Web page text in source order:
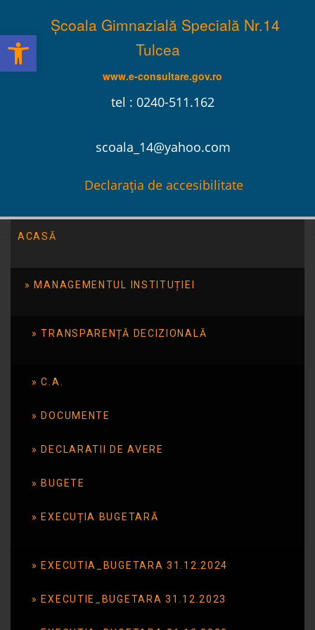
Școala Gimnazială Specială Nr.14
Tulcea
www.e-consultare.gov.ro
tel : 0240-511.162
scoala_14@yahoo.com
Declarația de accesibilitate
ACASĂ
MANAGEMENTUL INSTITUȚIEI
TRANSPARENȚĂ DECIZIONALĂ
C.A.
DOCUMENTE
DECLARATII DE AVERE
BUGETE
EXECUȚIA BUGETARĂ
EXECUTIA_BUGETARA 31.12.2024
EXECUTIE_BUGETARA 31.12.2023
Terapie prin arta
Publicat în data de: 23 noiembrie 2016
Deschide bara de unelte